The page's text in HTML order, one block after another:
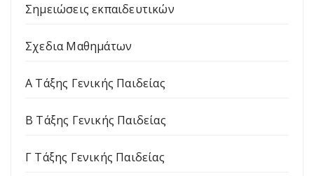
Σημειώσεις εκπαιδευτικών
Σχεδια Μαθημάτων
Α Τάξης Γενικής Παιδείας
Β Τάξης Γενικής Παιδείας
Γ Τάξης Γενικής Παιδείας